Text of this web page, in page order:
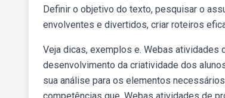
Definir o objetivo do texto, pesquisar o
envolventes e divertidos, criar roteiros
Veja dicas, exemplos e. Webas atividades
desenvolvimento da criatividade dos
sua análise para os elementos